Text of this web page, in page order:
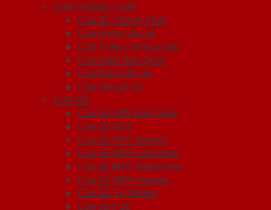
CỬA CHỐNG CHÁY
Cửa Gỗ Chống Cháy
Cửa nhôm vân gỗ
Cửa Thép Chống Cháy
Cửa thép Hàn Quốc
Cửa thép vân gỗ
Cửa vân gỗ 5D
CỬA GỖ
Cửa Gỗ ABS Hàn Quốc
Cửa Gỗ HDF
Cửa Gỗ HDF Veneer
Cửa Gỗ MDF Laminate
Cửa gỗ MDF Melamine
Cửa Gỗ MDF Veneer
Cửa Gỗ Tự Nhiên
Cửa vòm gỗ